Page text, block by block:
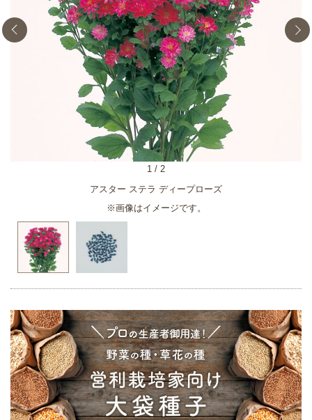
アスター ステラ ディープローズ
※画像はイメージです。
1 / 2